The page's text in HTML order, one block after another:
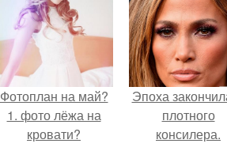
Фотоплан на май?
1. фото лёжа на
кровати?
Эпоха
плотного
консилера.